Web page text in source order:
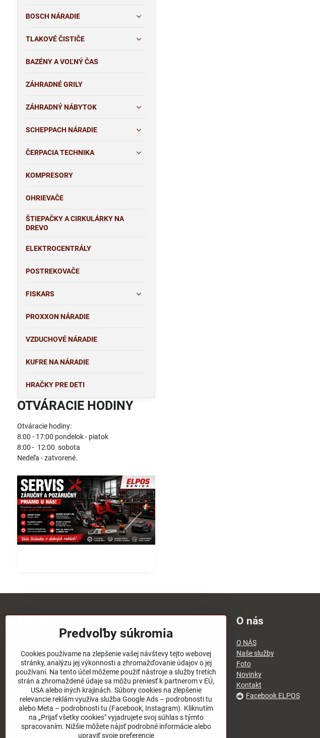
BOSCH NÁRADIE
TLAKOVÉ ČISTIČE
BAZÉNY A VOĽNÝ ČAS
ZÁHRADNÉ GRILY
ZÁHRADNÝ NÁBYTOK
SCHEPPACH NÁRADIE
ČERPACIA TECHNIKA
KOMPRESORY
OHRIEVAČE
ŠTIEPAČKY A CIRKULÁRKY NA
DREVO
ELEKTROCENTRÁLY
POSTREKOVAČE
FISKARS
PROXXON NÁRADIE
VZDUCHOVÉ NÁRADIE
KUFRE NA NÁRADIE
HRAČKY PRE DETI
OTVÁRACIE HODINY
Otváracie hodiny:
8:00 - 17:00 pondelok - piatok
8:00 - 12:00 sobota
Nedeľa - zatvorené.
tel:03/4651 73 77
email:
elpos@elpos.sk
Adresa:
Štefánikova 1470/50c
90501 Senica
Otváracie hodiny:
8:00 - 17:00 pondelok - piatok
O nás
O NÁS
Naše služby
Foto
Novinky
Kontakt
Facebook ELPOS
Predvoľby súkromia
Cookies používame na zlepšenie vašej návštevy tejto webovej
stránky, analýzu jej výkonnosti a zhromažďovanie údajov o jej
používaní. Na tento účel môžeme použiť nástroje a služby tretích
strán a zhromaždené údaje sa môžu preniesť k partnerom v EÚ,
USA alebo iných krajinách. Súbory cookies na zlepšenie
relevancie reklám využíva služba Google Ads – podrobnosti tu
alebo Meta – podrobnosti tu (Facebook, Instagram). Kliknutím
na „Prijať všetky cookies" vyjadrujete svoj súhlas s týmto
spracovaním. Nižšie môžete nájsť podrobné informácie alebo
upraviť svoje preferencie